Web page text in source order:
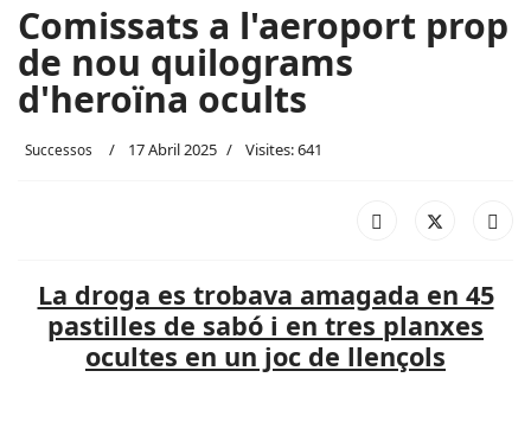
Comissats a l'aeroport prop
de nou quilograms
d'heroïna ocults
Successos 17 Abril 2025 Visites: 641
La droga es trobava amagada en 45
pastilles de sabó i en tres planxes
ocultes en un joc de llençols